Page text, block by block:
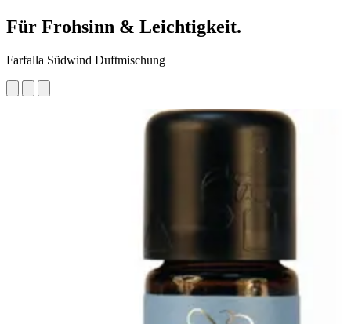
Für Frohsinn & Leichtigkeit.
Farfalla Südwind Duftmischung